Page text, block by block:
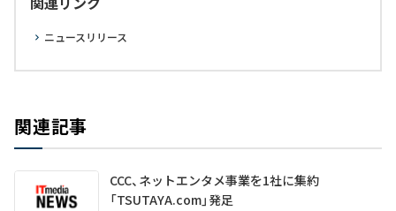
ニュースリリース
関連記事
CCC、ネットエンタメ事業を1社に集約
「TSUTAYA.com」発足